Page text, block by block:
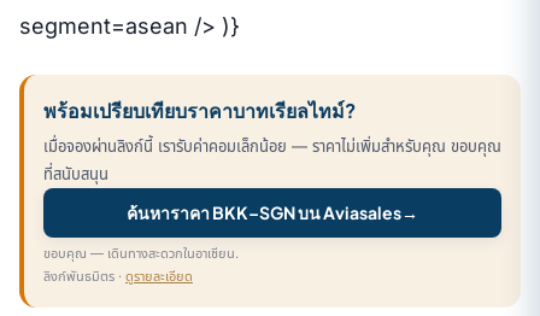
segment=asean /> )}
พร้อมเปรียบเทียบราคาบาทเรียลไทม์?
เมื่อจองผ่านลิงก์นี้ เรารับค่าคอมเล็กน้อย — ราคาไม่เพิ่มสำหรับคุณ ขอบคุณ
ที่สนับสนุน
ค้นหาราคา BKK–SGN บน Aviasales→
ขอบคุณ — เดินทางสะดวกในอาเซียน.
ลิงก์พันธมิตร · ดูรายละเอียด